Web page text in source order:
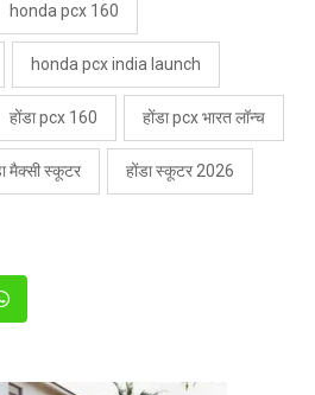
honda pcx 160
honda pcx india launch
होंडा pcx 160 होंडा pcx भारत लॉन्च
मैक्सी स्कूटर होंडा स्कूटर 2026